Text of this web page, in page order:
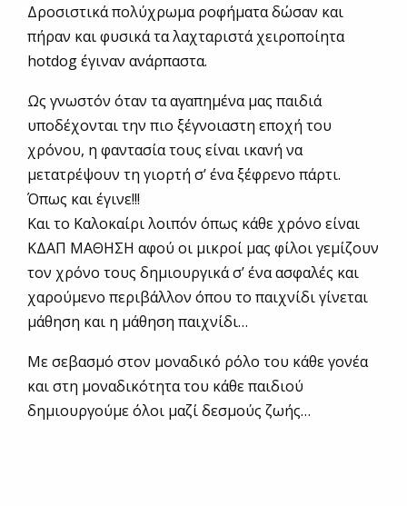
Δροσιστικά πολύχρωμα ροφήματα δώσαν και
πήραν και φυσικά τα λαχταριστά χειροποίητα
hotdog έγιναν ανάρπαστα.
Ως γνωστόν όταν τα αγαπημένα μας παιδιά
υποδέχονται την πιο ξέγνοιαστη εποχή του
χρόνου, η φαντασία τους είναι ικανή να
μετατρέψουν τη γιορτή σ’ ένα ξέφρενο πάρτι.
Όπως και έγινε!!!
Και το Καλοκαίρι λοιπόν όπως κάθε χρόνο είναι
ΚΔΑΠ ΜΑΘΗΣΗ αφού οι μικροί μας φίλοι γεμίζουν
τον χρόνο τους δημιουργικά σ’ ένα ασφαλές και
χαρούμενο περιβάλλον όπου το παιχνίδι γίνεται
μάθηση και η μάθηση παιχνίδι…
Με σεβασμό στον μοναδικό ρόλο του κάθε γονέα
και στη μοναδικότητα του κάθε παιδιού
δημιουργούμε όλοι μαζί δεσμούς ζωής…